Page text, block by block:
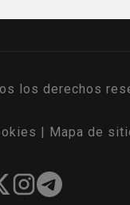
los derechos
| Mapa de